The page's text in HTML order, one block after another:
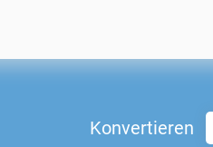
Konvertieren